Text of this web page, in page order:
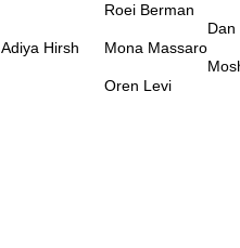
Dan
Roei Berman
Mona Massaro
Oren Levi
Adiya Hirsh